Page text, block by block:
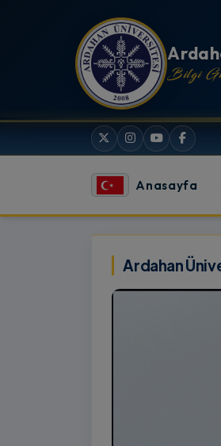
Bilgi
Anasayfa
Ardahan
Ardahan